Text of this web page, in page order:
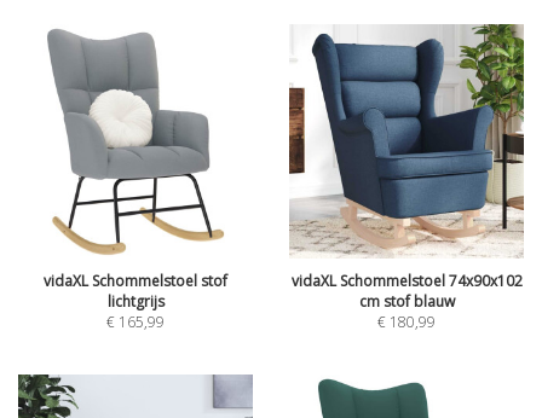
vidaXL Schommelstoel stof
lichtgrijs
€ 165,99
vidaXL Schommelstoel 74x90x102
cm stof blauw
€ 180,99